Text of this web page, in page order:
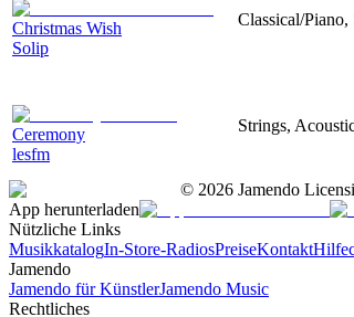
Christmas Wish
Solip
Classical/Piano,
Ceremony
lesfm
Strings,
© 2026 Jamendo
App herunterladen
Nützliche Links
MusikkatalogIn-Store-RadiosPreiseKontakt
Jamendo
Jamendo für KünstlerJamendo Music
Rechtliches